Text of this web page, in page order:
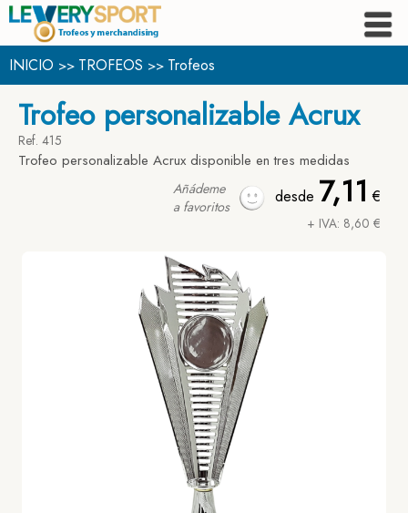
INICIO >> TROFEOS >> Trofeos
Trofeo personalizable Acrux
Ref. 415
Trofeo personalizable Acrux disponible en tres medidas
desde 7,11 €
+ IVA: 8,60 €
Añádeme
a favoritos